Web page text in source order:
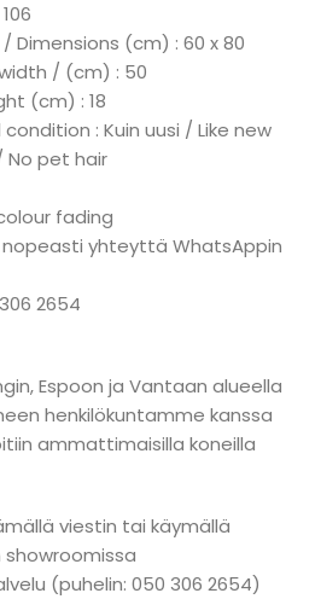
Dimensions (cm) : 60 x 80
/ (cm) : 50
(cm) : 18
: Kuin uusi / Like new
No pet hair
fading
yhteyttä WhatsAppin
2654
Espoon ja Vantaan alueella
henkilökuntamme kanssa
ammattimaisilla koneilla
viestin tai käymällä
(puhelin: 050 306 2654)